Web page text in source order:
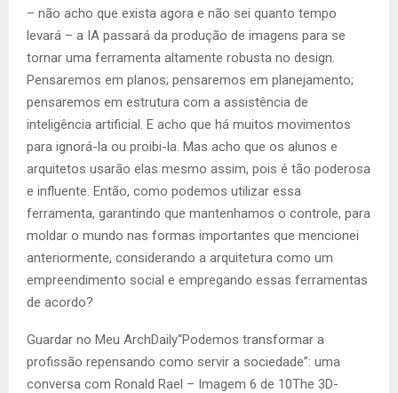
– não acho que exista agora e não sei quanto tempo
levará – a IA passará da produção de imagens para se
tornar uma ferramenta altamente robusta no design.
Pensaremos em planos; pensaremos em planejamento;
pensaremos em estrutura com a assistência de
inteligência artificial. E acho que há muitos movimentos
para ignorá-la ou proibi-la. Mas acho que os alunos e
arquitetos usarão elas mesmo assim, pois é tão poderosa
e influente. Então, como podemos utilizar essa
ferramenta, garantindo que mantenhamos o controle, para
moldar o mundo nas formas importantes que mencionei
anteriormente, considerando a arquitetura como um
empreendimento social e empregando essas ferramentas
de acordo?
Guardar no Meu ArchDaily“Podemos transformar a
profissão repensando como servir a sociedade”: uma
conversa com Ronald Rael – Imagem 6 de 10The 3D-